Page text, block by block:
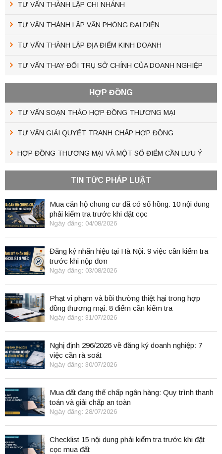
TƯ VẤN THÀNH LẬP CHI NHÁNH
TƯ VẤN THÀNH LẬP VĂN PHÒNG ĐẠI DIỆN
TƯ VẤN THÀNH LẬP ĐỊA ĐIỂM KINH DOANH
TƯ VẤN THAY ĐỔI TRỤ SỞ CHÍNH CỦA DOANH NGHIỆP
HỢP ĐỒNG
TƯ VẤN SOẠN THẢO HỢP ĐỒNG THƯƠNG MẠI
TƯ VẤN GIẢI QUYẾT TRANH CHẤP HỢP ĐỒNG
HỢP ĐỒNG THƯƠNG MẠI VÀ MỘT SỐ ĐIỂM CẦN LƯU Ý
TIN TỨC PHÁP LUẬT
Mua căn hộ chung cư đã có sổ hồng: 10 nội dung
phải kiểm tra trước khi đặt cọc
Ngày đăng: 04/08/2026
Đăng ký nhãn hiệu tại Hà Nội: 9 việc cần kiểm tra
trước khi nộp đơn
Ngày đăng: 03/08/2026
Phạt vi phạm và bồi thường thiệt hại trong hợp
đồng thương mại: 8 điểm cần kiểm tra
Ngày đăng: 31/07/2026
Nghị định 296/2026 về đăng ký doanh nghiệp: 7
việc cần rà soát
Ngày đăng: 30/07/2026
Mua đất đang thế chấp ngân hàng: Quy trình thanh
toán và giải chấp an toàn
Ngày đăng: 28/07/2026
Checklist 15 nội dung phải kiểm tra trước khi đặt
cọc mua đất